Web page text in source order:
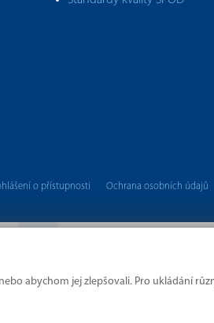
o přístupnosti Ochrana osobních údajů
Copyright
abychom jej zlepšovali. Pro ukládání